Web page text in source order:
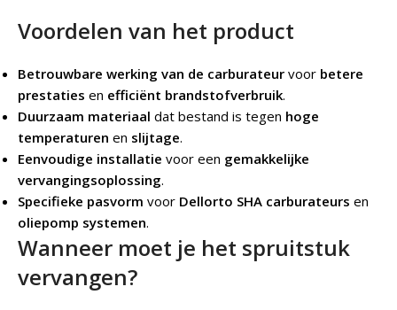
Voordelen van het product
Betrouwbare werking van de carburateur voor betere
prestaties en efficiënt brandstofverbruik.
Duurzaam materiaal dat bestand is tegen hoge
temperaturen en slijtage.
Eenvoudige installatie voor een gemakkelijke
vervangingsoplossing.
Specifieke pasvorm voor Dellorto SHA carburateurs en
oliepomp systemen.
Wanneer moet je het spruitstuk
vervangen?